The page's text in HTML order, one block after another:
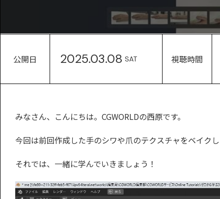
公開日 2025.03.08 SAT 視聴時間
みなさん、こんにちは。CGWORLDの西原です。
今回は前回作成した手のシワや爪のテクスチャをベイク
それでは、一緒に学んでいきましょう！